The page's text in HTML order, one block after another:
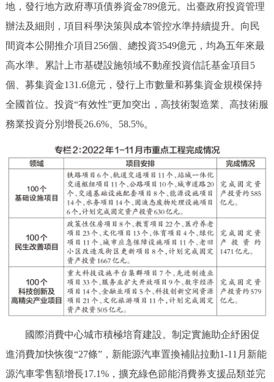
地，發行地方政府專項債券資金789億元。出臺政府投資管理
辦法及細則，項目科學決策與成本管控水準持續提升。向民
間資本公開推介項目256個、總投資3549億元，均為五年來最
高水準。累計上市基礎設施領域不動産投資信託基金項目5
個、募集資金131.6億元，發行上市數量和募集資金規模保持
全國首位。投資“有效性”更加突出，高技術製造業、高技術服
務業投資分別增長26.6%、58.5%。
國際消費中心城市積極培育建設。制定實施助企紓困促
進消費加快恢復“27條”，新能源汽車置換補貼拉動1-11月新能
源汽車零售額增長17.1%，擴充綠色節能消費券支援品類並完